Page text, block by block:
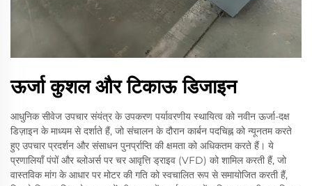
ऊर्जा कुशल और टिकाऊ डिजाइन
आधुनिक सीवेज उपचार संयंत्र के उपकरण पर्यावरणीय स्थायित्व को नवीन ऊर्जा-दक्ष
डिज़ाइन के माध्यम से दर्शाते हैं, जो संचालन के दौरान कार्बन पदचिह्न को न्यूनतम करते
हुए उपचार प्रदर्शन और संसाधन पुनर्प्राप्ति की क्षमता को अधिकतम करते हैं। ये
प्रणालियाँ पंपों और ब्लोअर्स पर चर आवृत्ति ड्राइव (VFD) को शामिल करती हैं, जो
वास्तविक मांग के आधार पर मोटर की गति को स्वचालित रूप से समायोजित करती हैं,